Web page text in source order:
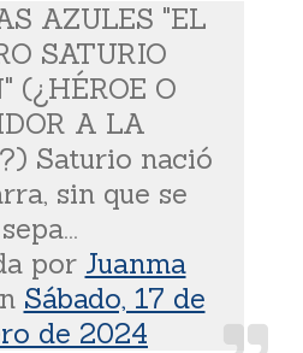
AZULES "EL
SATURIO
(¿HÉROE O
A LA
Saturio nació
sin que se
sepa...
por Juanma
Sábado, 17 de
de 2024